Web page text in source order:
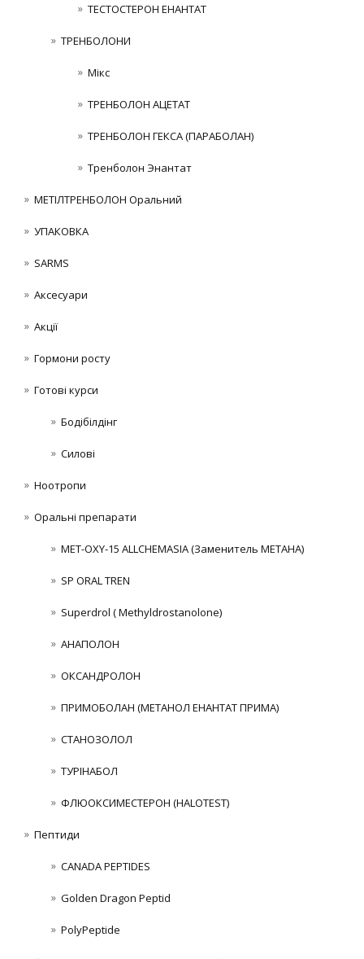
ТЕСТОСТЕРОН ЕНАНТАТ
ТРЕНБОЛОНИ
Мікс
ТРЕНБОЛОН АЦЕТАТ
ТРЕНБОЛОН ГЕКСА (ПАРАБОЛАН)
Тренболон Энантат
МЕТІЛТРЕНБОЛОН Оральний
УПАКОВКА
SARMS
Аксесуари
Акції
Гормони росту
Готові курси
Бодібілдінг
Силові
Ноотропи
Оральні препарати
MET-OXY-15 ALLCHEMASIA (Заменитель МЕТАНА)
SP ORAL TREN
Superdrol ( Methyldrostanolone)
АНАПОЛОН
ОКСАНДРОЛОН
ПРИМОБОЛАН (МЕТАНОЛ ЕНАНТАТ ПРИМА)
СТАНОЗОЛОЛ
ТУРІНАБОЛ
ФЛЮОКСИМЕСТЕРОН (HALOTEST)
Пептиди
CANADA PEPTIDES
Golden Dragon Peptid
PolyPeptide